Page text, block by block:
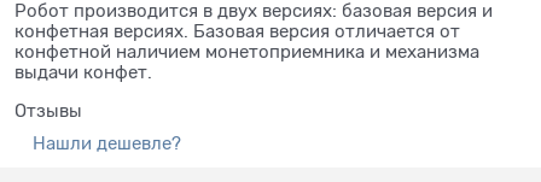
Робот производится в двух версиях: базовая версия и
конфетная версиях. Базовая версия отличается от
конфетной наличием монетоприемника и механизма
выдачи конфет.
Отзывы
Нашли дешевле?